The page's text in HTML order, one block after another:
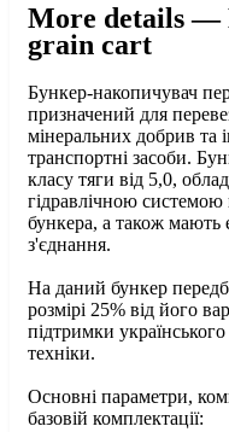
More details —
grain cart
Бункер-накопичувач
призначений для
мінеральних добрив та
транспортні засоби.
класу тяги від 5,0,
гідравлічною системою
бункера, а також мають
з'єднання.
На даний бункер
розмірі 25% від його
підтримки
техніки.
Основні параметри,
базовій комплектації: